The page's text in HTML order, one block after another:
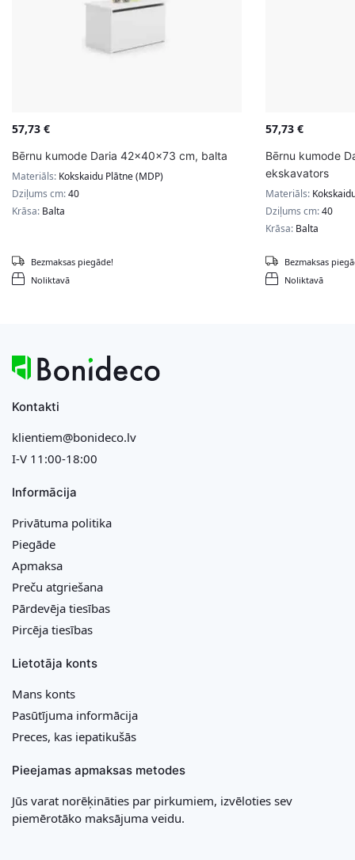
57,73 €
Bērnu kumode Daria 42x40x73 cm, balta
Materiāls: Kokskaidu Plātne (MDP)
Dziļums cm:40
Krāsa: Balta
Noliktavā
Bezmaksas piegāde!
57,73 €
Bērnu kumode
ekskavators
Materiāls:
Dziļums cm:40
Krāsa: Balta
Noliktavā
Bezmaksas
Kontakti
klientiem@bonideco.lv
I-V 11:00-18:00
Informācija
Privātuma politika
Piegāde
Apmaksa
Preču atgriešana
Pārdevēja tiesības
Pircēja tiesības
Lietotāja konts
Mans konts
Pasūtījuma informācija
Preces, kas iepatikušās
Pieejamas apmaksas metodes
Jūs varat norēķināties par pirkumiem, izvēloties sev
piemērotāko maksājuma veidu.